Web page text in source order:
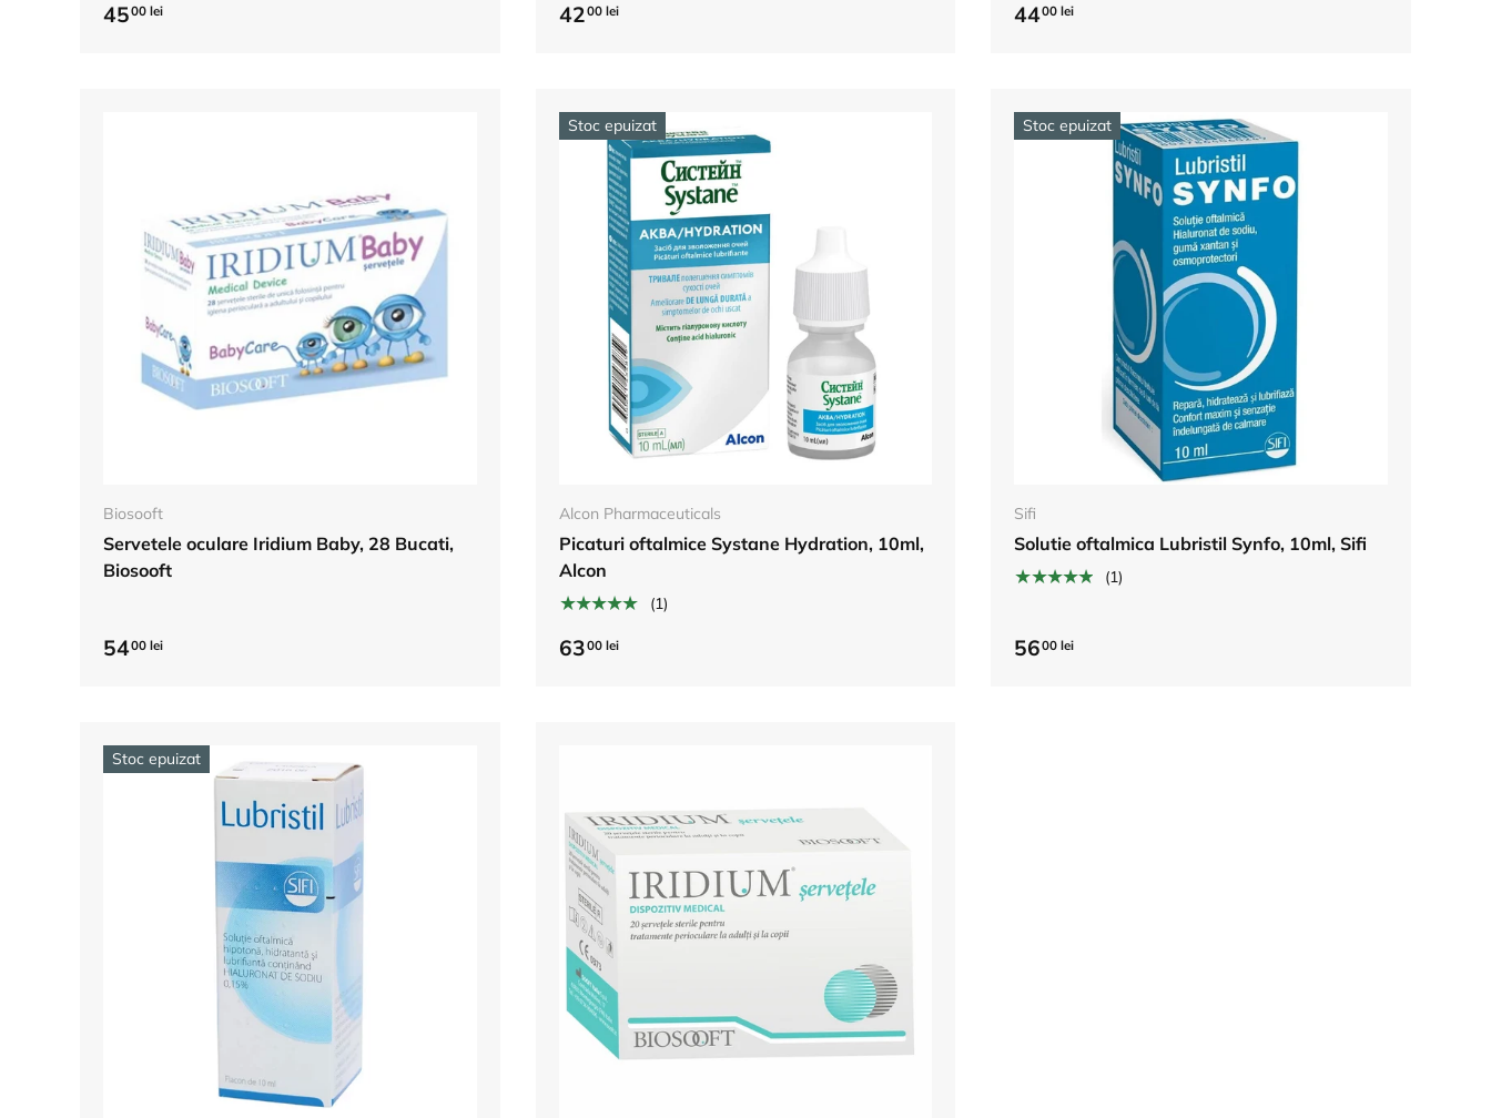
4500 lei 4200 lei 4400 lei
Biosooft
Servetele oculare Iridium Baby, 28 Bucati,
Biosooft
5400 lei
Stoc epuizat
Alcon Pharmaceuticals
Picaturi oftalmice Systane Hydration, 10ml,
Alcon
★★★★★
(1)
6300 lei
Adauga in cos
Stoc epuizat
Sifi
Solutie oftalmica Lubristil Synfo, 10ml, Sifi
★★★★★
(1)
5600 lei
Adauga in cos
Stoc epuizat
Adauga in cos